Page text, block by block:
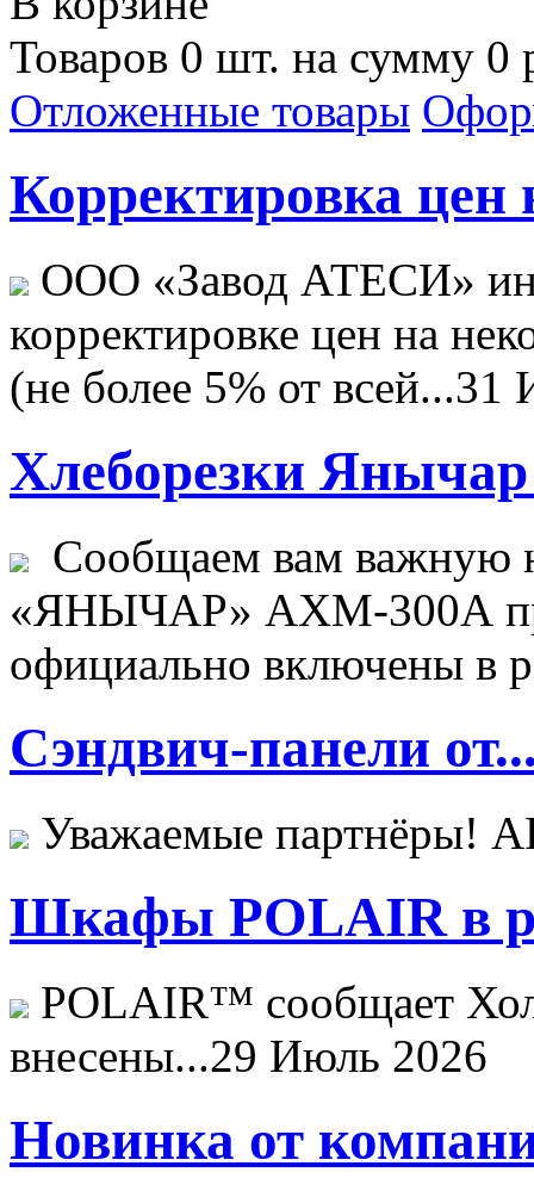
Товаров 0 шт. на сумму 0
Отложенные товары
Корректировка цен
ООО «Завод АТЕСИ»
корректировке цен на
(не более 5% от всей...31
Хлеборезки Янычар
Сообщаем вам важную
«ЯНЫЧАР» АХМ-300А
официально включены в
Сэндвич-панели
Уважаемые
Шкафы POLAIR в
POLAIR™ сообщает
внесены...29 Июль 2026
Новинка от